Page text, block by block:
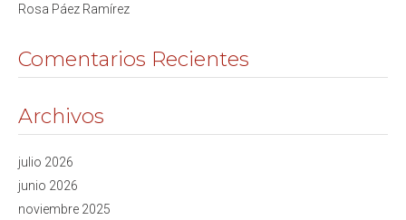
Rosa Páez Ramírez
Comentarios Recientes
Archivos
julio 2026
junio 2026
noviembre 2025